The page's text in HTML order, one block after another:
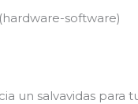
software)
un salvavidas para